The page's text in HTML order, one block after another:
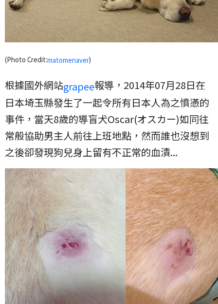
(Photo Credit:matomenaver)
根據國外網站grapee報導，2014年07月28日在
日本埼玉縣發生了一起令所有日本人為之憤懣的
事件，當天8歲的導盲犬Oscar(オスカー)如同往
常般協助男主人前往上班地點，然而誰也沒想到
之後卻發現狗兒身上留有不正常的血漬...